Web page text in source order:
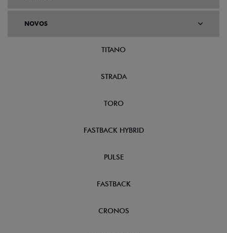
NOVOS
TITANO
STRADA
TORO
FASTBACK HYBRID
PULSE
FASTBACK
CRONOS